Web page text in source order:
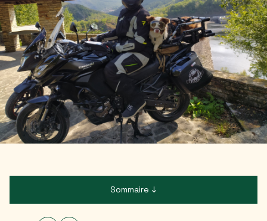
Sommaire ↓